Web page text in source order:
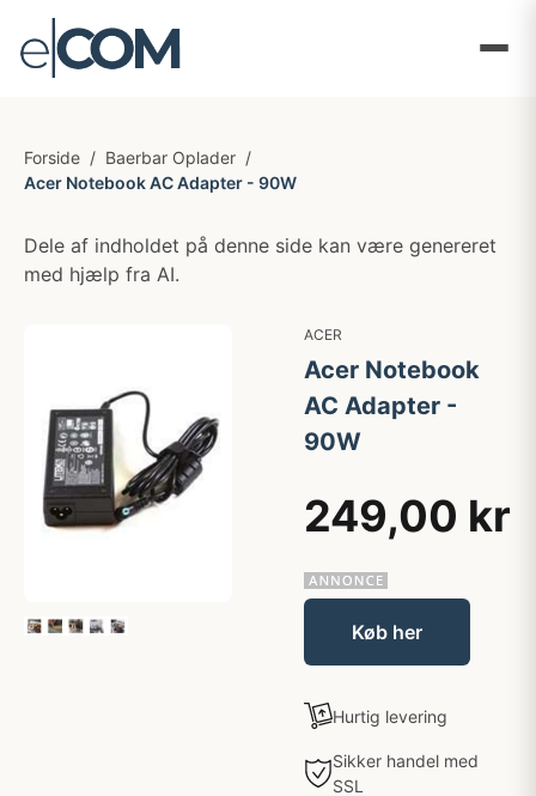
Forside / Baerbar Oplader /
Acer Notebook AC Adapter - 90W
Dele af indholdet på denne side kan være genereret
med hjælp fra AI.
ACER
Acer Notebook
AC Adapter -
90W
249,00 kr
Køb her
Hurtig levering
Sikker handel med
SSL